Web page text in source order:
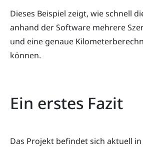
Dieses Beispiel zeigt, wie schnell
anhand der Software mehrere
und eine genaue
können.
Ein erstes Fazit
Das Projekt befindet sich aktuell